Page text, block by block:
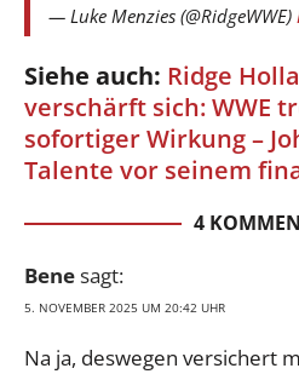
— Luke Menzies (@RidgeWWE)
Siehe auch: Ridge
verschärft sich: WWE
sofortiger Wirkung –
Talente vor seinem
4
Benesagt:
5. NOVEMBER 2025 UM 20:42 UHR
Na ja, deswegen versichert